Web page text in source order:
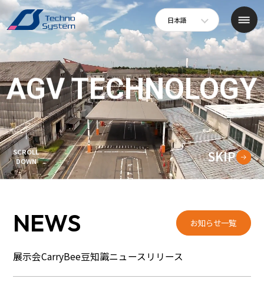
日本語
AGV TECHNOLOGY
SKIP
SCROLL
DOWN
NEWS お知らせ一覧
展示会CarryBee豆知識ニュースリリース